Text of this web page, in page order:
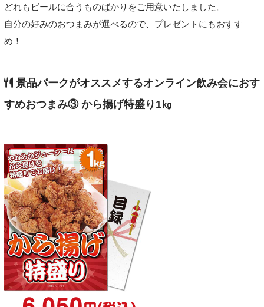
どれもビールに合うものばかりをご用意いたしました。
自分の好みのおつまみが選べるので、プレゼントにもおすす
め！
景品パークがオススメするオンライン飲み会におす
すめおつまみ③ から揚げ特盛り1㎏